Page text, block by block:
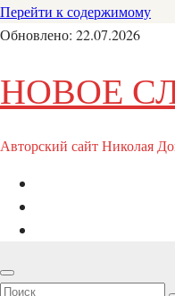
Перейти к содержимому
Обновлено: 22.07.2026
НОВОЕ
Авторский сайт Николая